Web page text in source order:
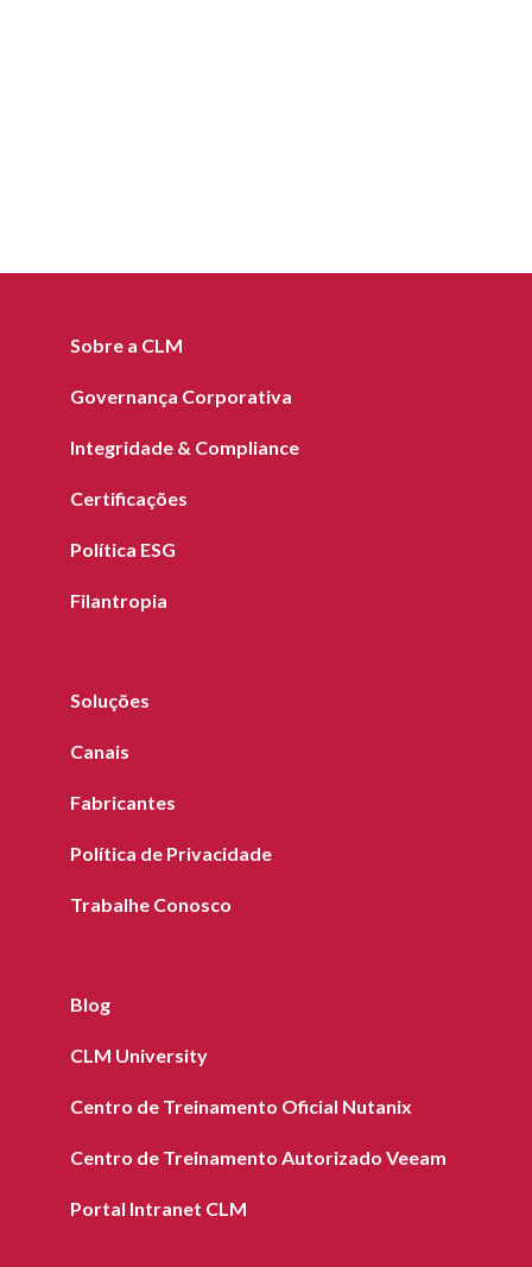
Sobre a CLM
Governança Corporativa
Integridade & Compliance
Certificações
Política ESG
Filantropia
Soluções
Canais
Fabricantes
Política de Privacidade
Trabalhe Conosco
Blog
CLM University
Centro de Treinamento Oficial Nutanix
Centro de Treinamento Autorizado Veeam
Portal Intranet CLM